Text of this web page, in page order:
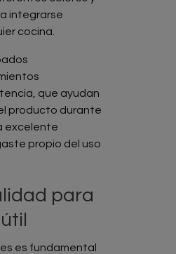
integrarse
cocina.
que ayudan
producto durante
excelente
propio del uso
para
es fundamental